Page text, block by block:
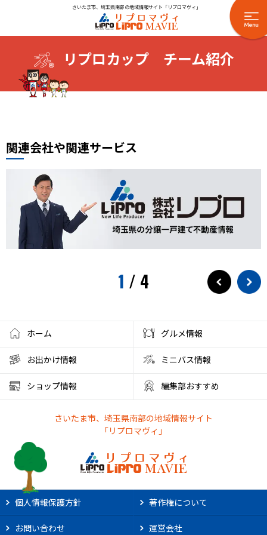
さいたま市、埼玉県南部の地域情報サイト「リプロマヴィ」
リプロカップ チーム紹介
関連会社や関連サービス
1 / 4
ホーム グルメ情報
お出かけ情報 ミニバス情報
ショップ情報 編集部おすすめ
さいたま市、埼玉県南部の地域情報サイト
「リプロマヴィ」
個人情報保護方針 著作権について
お問い合わせ 運営会社